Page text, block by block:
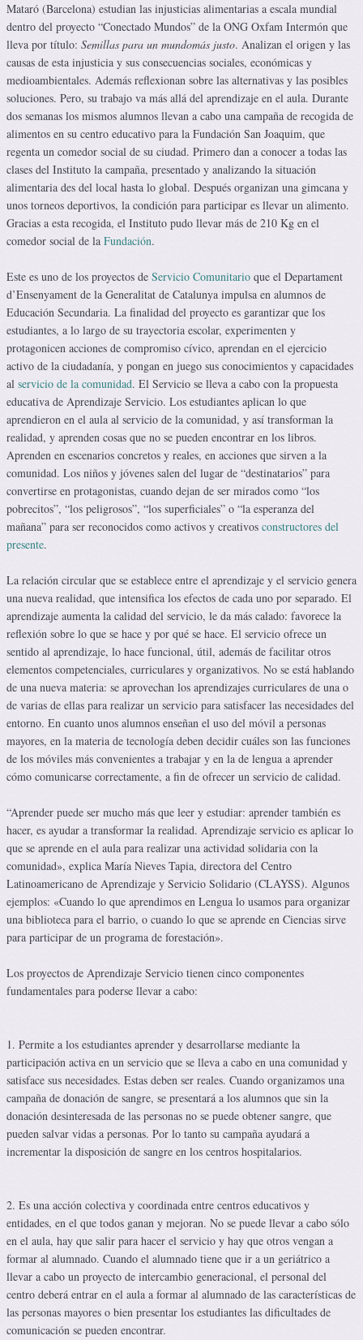
Mataró (Barcelona) estudian las injusticias alimentarias a escala mundial
dentro del proyecto “Conectado Mundos” de la ONG Oxfam Intermón que
lleva por título: Semillas para un mundomás justo. Analizan el origen y las
causas de esta injusticia y sus consecuencias sociales, económicas y
medioambientales. Además reflexionan sobre las alternativas y las posibles
soluciones. Pero, su trabajo va más allá del aprendizaje en el aula. Durante
dos semanas los mismos alumnos llevan a cabo una campaña de recogida de
alimentos en su centro educativo para la Fundación San Joaquim, que
regenta un comedor social de su ciudad. Primero dan a conocer a todas las
clases del Instituto la campaña, presentado y analizando la situación
alimentaria des del local hasta lo global. Después organizan una gimcana y
unos torneos deportivos, la condición para participar es llevar un alimento.
Gracias a esta recogida, el Instituto pudo llevar más de 210 Kg en el
comedor social de la Fundación.
Este es uno de los proyectos de Servicio Comunitario que el Departament
d’Ensenyament de la Generalitat de Catalunya impulsa en alumnos de
Educación Secundaria. La finalidad del proyecto es garantizar que los
estudiantes, a lo largo de su trayectoria escolar, experimenten y
protagonicen acciones de compromiso cívico, aprendan en el ejercicio
activo de la ciudadanía, y pongan en juego sus conocimientos y capacidades
al servicio de la comunidad. El Servicio se lleva a cabo con la propuesta
educativa de Aprendizaje Servicio. Los estudiantes aplican lo que
aprendieron en el aula al servicio de la comunidad, y así transforman la
realidad, y aprenden cosas que no se pueden encontrar en los libros.
Aprenden en escenarios concretos y reales, en acciones que sirven a la
comunidad. Los niños y jóvenes salen del lugar de “destinatarios” para
convertirse en protagonistas, cuando dejan de ser mirados como “los
pobrecitos”, “los peligrosos”, “los superficiales” o “la esperanza del
mañana” para ser reconocidos como activos y creativos constructores del
presente.
La relación circular que se establece entre el aprendizaje y el servicio genera
una nueva realidad, que intensifica los efectos de cada uno por separado. El
aprendizaje aumenta la calidad del servicio, le da más calado: favorece la
reflexión sobre lo que se hace y por qué se hace. El servicio ofrece un
sentido al aprendizaje, lo hace funcional, útil, además de facilitar otros
elementos competenciales, curriculares y organizativos. No se está hablando
de una nueva materia: se aprovechan los aprendizajes curriculares de una o
de varias de ellas para realizar un servicio para satisfacer las necesidades del
entorno. En cuanto unos alumnos enseñan el uso del móvil a personas
mayores, en la materia de tecnología deben decidir cuáles son las funciones
de los móviles más convenientes a trabajar y en la de lengua a aprender
cómo comunicarse correctamente, a fin de ofrecer un servicio de calidad.
“Aprender puede ser mucho más que leer y estudiar: aprender también es
hacer, es ayudar a transformar la realidad. Aprendizaje servicio es aplicar lo
que se aprende en el aula para realizar una actividad solidaria con la
comunidad», explica María Nieves Tapia, directora del Centro
Latinoamericano de Aprendizaje y Servicio Solidario (CLAYSS). Algunos
ejemplos: «Cuando lo que aprendimos en Lengua lo usamos para organizar
una biblioteca para el barrio, o cuando lo que se aprende en Ciencias sirve
para participar de un programa de forestación».
Los proyectos de Aprendizaje Servicio tienen cinco componentes
fundamentales para poderse llevar a cabo:
1. Permite a los estudiantes aprender y desarrollarse mediante la
participación activa en un servicio que se lleva a cabo en una comunidad y
satisface sus necesidades. Estas deben ser reales. Cuando organizamos una
campaña de donación de sangre, se presentará a los alumnos que sin la
donación desinteresada de las personas no se puede obtener sangre, que
pueden salvar vidas a personas. Por lo tanto su campaña ayudará a
incrementar la disposición de sangre en los centros hospitalarios.
2. Es una acción colectiva y coordinada entre centros educativos y
entidades, en el que todos ganan y mejoran. No se puede llevar a cabo sólo
en el aula, hay que salir para hacer el servicio y hay que otros vengan a
formar al alumnado. Cuando el alumnado tiene que ir a un geriátrico a
llevar a cabo un proyecto de intercambio generacional, el personal del
centro deberá entrar en el aula a formar al alumnado de las características de
las personas mayores o bien presentar los estudiantes las dificultades de
comunicación se pueden encontrar.